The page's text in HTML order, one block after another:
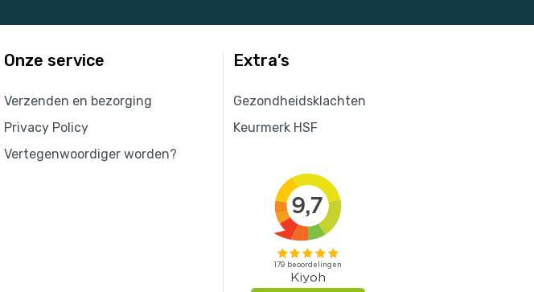
Onze service
Verzenden en bezorging
Privacy Policy
Vertegenwoordiger worden?
Extra’s
Gezondheidsklachten
Keurmerk HSF